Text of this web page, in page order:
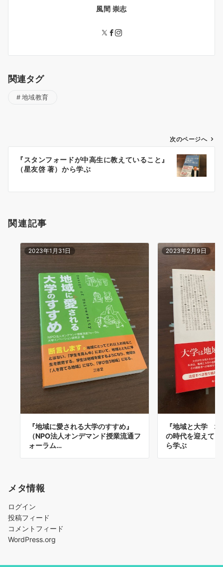
風間 崇志
関連タグ
地域教育
稿
ョ
次のページへ
『スタンフォードが中高生に教えていること』
（星友啓 著）から学ぶ
関連記事
2023年1月31日
『地域に愛される大学のすすめ』
（NPO法人オンデマンド授業流通フ
ォーラム…
2023年2月9日
『地域と大学
の時代を迎えて
ら学ぶ
メタ情報
ログイン
投稿フィード
コメントフィード
WordPress.org